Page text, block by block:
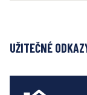
UŽITEČNÉ